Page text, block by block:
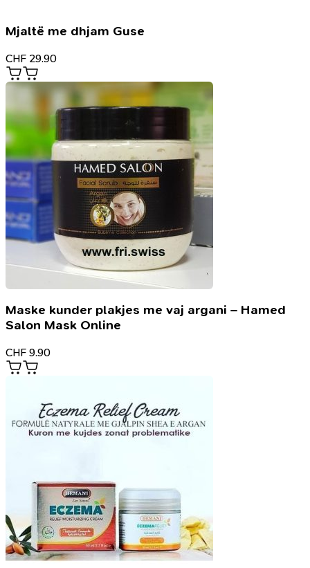
Mjaltë me dhjam Guse
CHF 29.90
Maske kunder plakjes me vaj argani – Hamed
Salon Mask Online
CHF 9.90